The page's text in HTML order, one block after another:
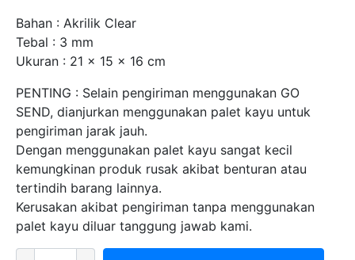
Bahan : Akrilik Clear
Tebal : 3 mm
Ukuran : 21 x 15 x 16 cm
PENTING : Selain pengiriman menggunakan GO
SEND, dianjurkan menggunakan palet kayu untuk
pengiriman jarak jauh.
Dengan menggunakan palet kayu sangat kecil
kemungkinan produk rusak akibat benturan atau
tertindih barang lainnya.
Kerusakan akibat pengiriman tanpa menggunakan
palet kayu diluar tanggung jawab kami.